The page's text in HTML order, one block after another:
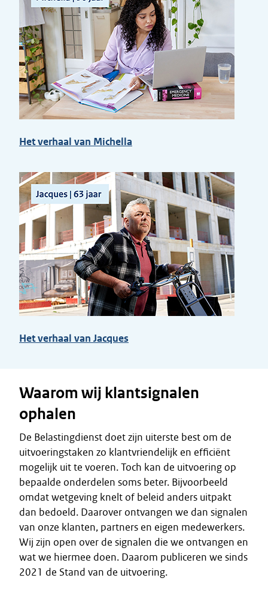
Het verhaal van Michella
Het verhaal van Jacques
Waarom wij klantsignalen
ophalen
De Belastingdienst doet zijn uiterste best om de
uitvoeringstaken zo klantvriendelijk en efficiënt
mogelijk uit te voeren. Toch kan de uitvoering op
bepaalde onderdelen soms beter. Bijvoorbeeld
omdat wetgeving knelt of beleid anders uitpakt
dan bedoeld. Daarover ontvangen we dan signalen
van onze klanten, partners en eigen medewerkers.
Wij zijn open over de signalen die we ontvangen en
wat we hiermee doen. Daarom publiceren we sinds
2021 de Stand van de uitvoering.